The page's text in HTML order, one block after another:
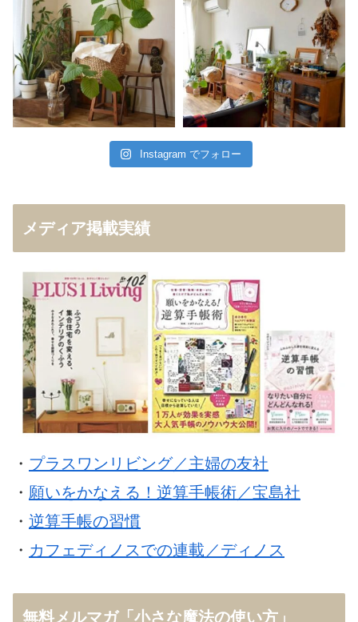
Instagram でフォロー
メディア掲載実績
・ プラスワンリビング／主婦の友社
・ 願いをかなえる！逆算手帳術／宝島社
・ 逆算手帳の習慣
・ カフェディノスでの連載／ディノス
無料メルマガ「小さな魔法の使い方」